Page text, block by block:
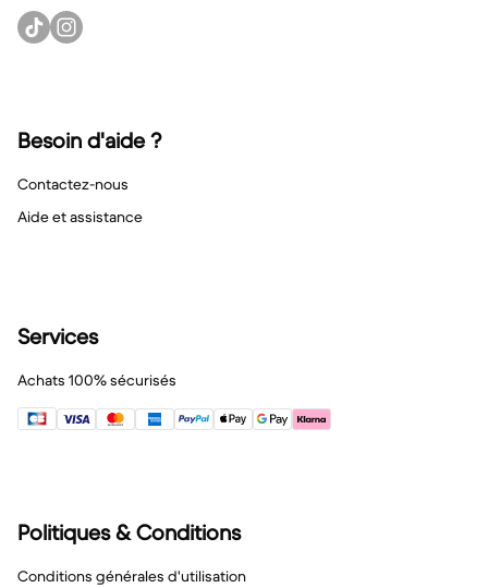
Besoin d'aide ?
Contactez-nous
Aide et assistance
Services
Achats 100% sécurisés
Politiques & Conditions
Conditions générales d'utilisation